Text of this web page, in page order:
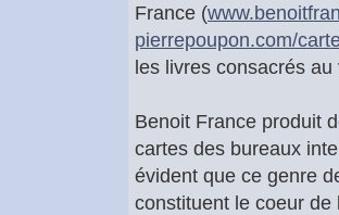
France (
pierrepoupon.com/
les livres consacrés
Benoit France produit
cartes des bureaux
évident que ce genre
constituent le coeur de